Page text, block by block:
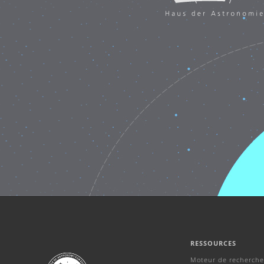
RESSOURCES
Moteur de